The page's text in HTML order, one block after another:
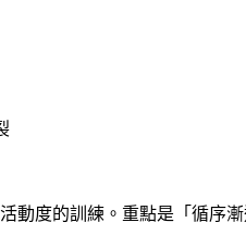
動度的訓練。重點是「循序